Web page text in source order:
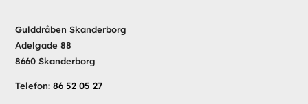
Gulddråben Skanderborg
Adelgade 88
8660 Skanderborg
Telefon:86 52 05 27